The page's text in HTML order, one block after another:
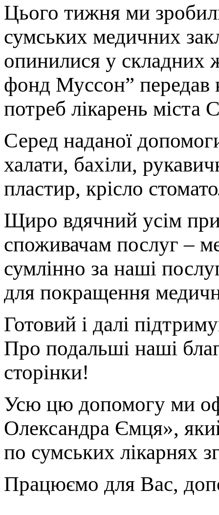
Цього тижня ми
сумських медичних
опинилися у складних
фонд Муссон” передав
потреб лікарень міста
Серед наданої
халати, бахіли,
пластир, крісло
Щиро вдячний усім
споживачам послуг –
сумлінно за наші
для покращення
Готовий і далі
Про подальші наші
сторінки!
Усю цю допомогу ми
Олександра Ємця»,
по сумських лікарнях
Працюємо для Вас,